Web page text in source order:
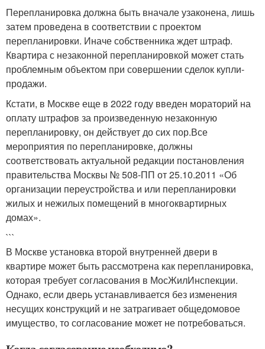
Перепланировка должна быть вначале узаконена, лишь
затем проведена в соответствии с проектом
перепланировки. Иначе собственника ждет штраф.
Квартира с незаконной перепланировкой может стать
проблемным объектом при совершении сделок купли-
продажи.
Кстати, в Москве еще в 2022 году введен мораторий на
оплату штрафов за произведенную незаконную
перепланировку, он действует до сих пор.Все
мероприятия по перепланировке, должны
соответствовать актуальной редакции постановления
правительства Москвы № 508-ПП от 25.10.2011 «Об
организации переустройства и или перепланировки
жилых и нежилых помещений в многоквартирных
домах».
```
В Москве установка второй внутренней двери в
квартире может быть рассмотрена как перепланировка,
которая требует согласования в МосЖилИнспекции.
Однако, если дверь устанавливается без изменения
несущих конструкций и не затрагивает общедомовое
имущество, то согласование может не потребоваться.